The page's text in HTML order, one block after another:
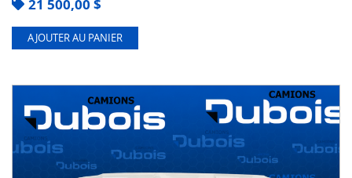
21 500,00 $
AJOUTER AU PANIER